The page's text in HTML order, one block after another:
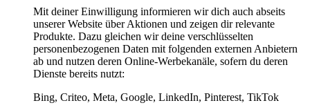
Mit deiner Einwilligung informieren wir dich auch abseits
unserer Website über Aktionen und zeigen dir relevante
Produkte. Dazu gleichen wir deine verschlüsselten
personenbezogenen Daten mit folgenden externen Anbietern
ab und nutzen deren Online-Werbekanäle, sofern du deren
Dienste bereits nutzt:
Bing, Criteo, Meta, Google, LinkedIn, Pinterest, TikTok